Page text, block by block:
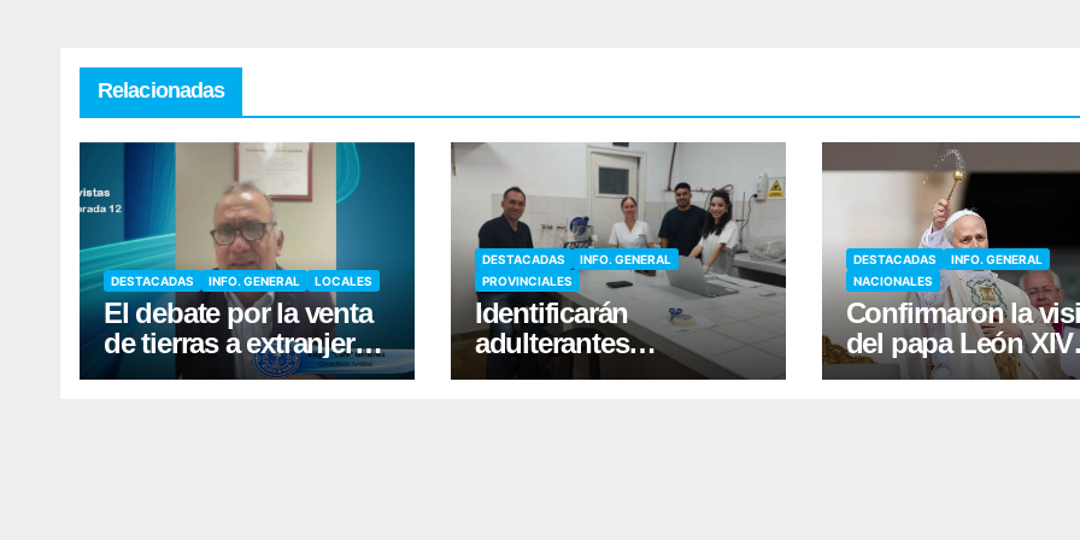
Relacionadas
DESTACADAS INFO. GENERAL LOCALES
El debate por la venta
de tierras a extranjeros
volvió a escena
DESTACADAS
INFO. GENERAL
PROVINCIALES
Identificarán
adulterantes
agregados al Cannabis
DESTACADAS
INFO. GENERAL
NACIONALES
Confirmaron la
del papa León XIV
para noviembre a